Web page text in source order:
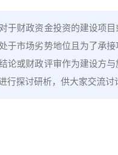
于财政资金投资的建设项
于市场劣势地位且为了承
论或财政评审作为建设方
行探讨研析，供大家交流讨